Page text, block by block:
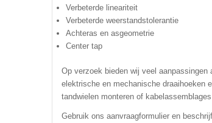
Verbeterde lineariteit
Verbeterde weerstandstolerantie
Achteras en asgeometrie
Center tap
Op verzoek bieden wij veel
elektrische en mechanische draaihoeken
tandwielen monteren of
Gebruik ons ​​aanvraagformulier en